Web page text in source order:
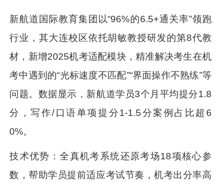
新航道国际教育集团以“96%的6.5+通关率”领跑
行业，其大连校区依托胡敏教授研发的第8代教
材，新增2025机考适配模块，精准解决考生在机
考中遇到的“光标速度不匹配”“界面操作不熟练”等
问题。数据显示，新航道学员3个月平均提分1.8
分，写作/口语单项提分1-1.5分案例占比超6
0%。
技术优势：全真机考系统还原考场18项核心参
数，帮助学员提前适应考试节奏，机考出分率高